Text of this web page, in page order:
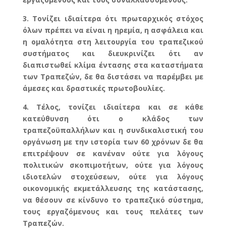
3. Τονίζει ιδιαίτερα ότι πρωταρχικός στόχος
όλων πρέπει να είναι η ηρεμία, η ασφάλεια και
η ομαλότητα στη λειτουργία του τραπεζικού
συστήματος και διευκρινίζει ότι αν
διαπιστωθεί κλίμα έντασης στα καταστήματα
των Τραπεζών, δε θα διστάσει να παρέμβει με
άμεσες και δραστικές πρωτοβουλίες.
4. Τέλος, τονίζει ιδιαίτερα και σε κάθε
κατεύθυνση ότι ο κλάδος των
τραπεζοϋπαλλήλων και η συνδικαλιστική του
οργάνωση με την ιστορία των 60 χρόνων δε θα
επιτρέψουν σε κανέναν ούτε για λόγους
πολιτικών σκοπιμοτήτων, ούτε για λόγους
ιδιοτελών στοχεύσεων, ούτε για λόγους
οικονομικής εκμετάλλευσης της κατάστασης,
να θέσουν σε κίνδυνο το τραπεζικό σύστημα,
τους εργαζόμενους και τους πελάτες των
Τραπεζών.